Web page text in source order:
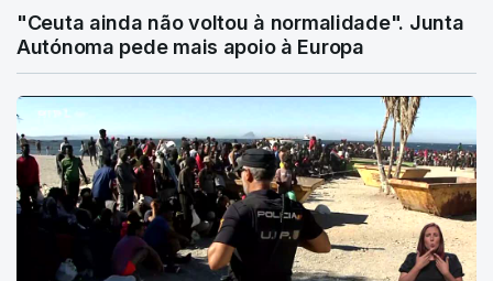
"Ceuta ainda não voltou à normalidade". Junta
Autónoma pede mais apoio à Europa